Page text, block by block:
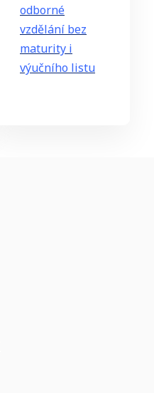
odborné
vzdělání bez
maturity i
výučního listu